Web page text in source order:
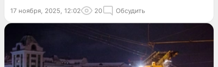
17 ноября, 2025, 12:02 20 Обсудить